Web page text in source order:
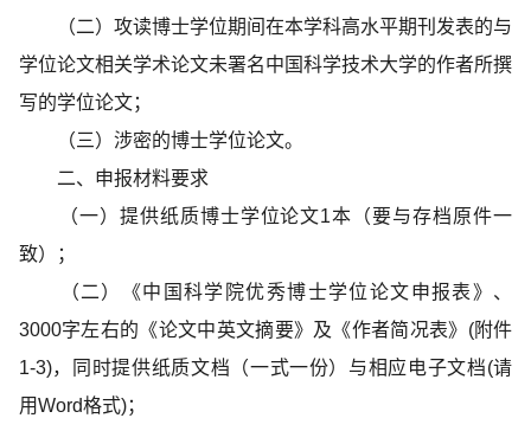
（二）攻读博士学位期间在本学科高水平期刊发表的与
学位论文相关学术论文未署名中国科学技术大学的作者所撰
写的学位论文；
（三）涉密的博士学位论文。
二、申报材料要求
（一）提供纸质博士学位论文1本（要与存档原件一
致）；
（二）《中国科学院优秀博士学位论文申报表》、
3000字左右的《论文中英文摘要》及《作者简况表》 (附件
1-3)，同时提供纸质文档（一式一份）与相应电子文档(请
用Word格式)；